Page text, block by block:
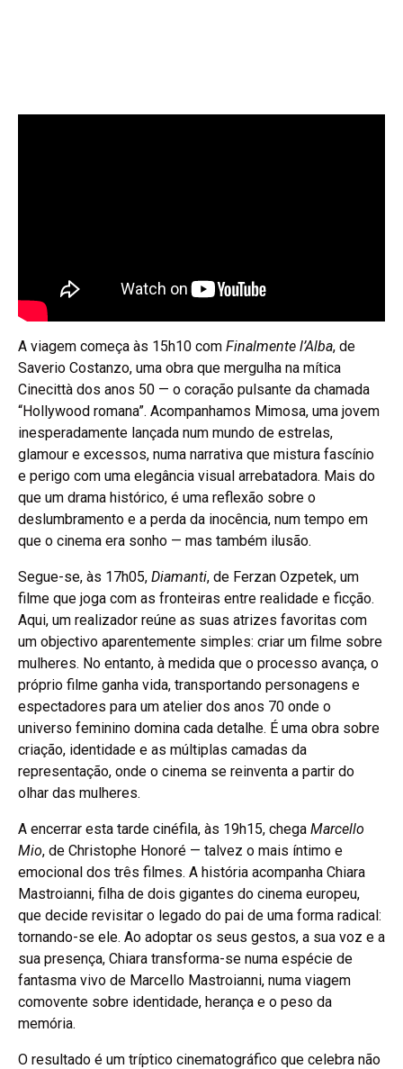
A viagem começa às 15h10 com Finalmente l’Alba, de
Saverio Costanzo, uma obra que mergulha na mítica
Cinecittà dos anos 50 — o coração pulsante da chamada
“Hollywood romana”. Acompanhamos Mimosa, uma jovem
inesperadamente lançada num mundo de estrelas,
glamour e excessos, numa narrativa que mistura fascínio
e perigo com uma elegância visual arrebatadora. Mais do
que um drama histórico, é uma reflexão sobre o
deslumbramento e a perda da inocência, num tempo em
que o cinema era sonho — mas também ilusão.
Segue-se, às 17h05, Diamanti, de Ferzan Ozpetek, um
filme que joga com as fronteiras entre realidade e ficção.
Aqui, um realizador reúne as suas atrizes favoritas com
um objectivo aparentemente simples: criar um filme sobre
mulheres. No entanto, à medida que o processo avança, o
próprio filme ganha vida, transportando personagens e
espectadores para um atelier dos anos 70 onde o
universo feminino domina cada detalhe. É uma obra sobre
criação, identidade e as múltiplas camadas da
representação, onde o cinema se reinventa a partir do
olhar das mulheres.
A encerrar esta tarde cinéfila, às 19h15, chega Marcello
Mio, de Christophe Honoré — talvez o mais íntimo e
emocional dos três filmes. A história acompanha Chiara
Mastroianni, filha de dois gigantes do cinema europeu,
que decide revisitar o legado do pai de uma forma radical:
tornando-se ele. Ao adoptar os seus gestos, a sua voz e a
sua presença, Chiara transforma-se numa espécie de
fantasma vivo de Marcello Mastroianni, numa viagem
comovente sobre identidade, herança e o peso da
memória.
O resultado é um tríptico cinematográfico que celebra não